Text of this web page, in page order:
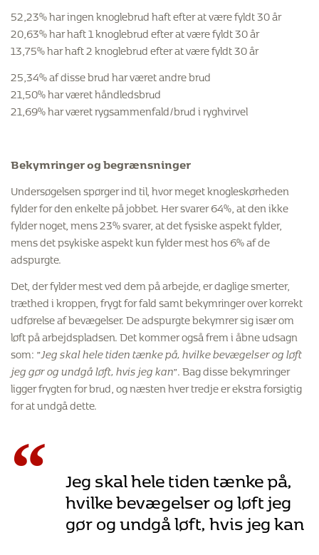
52,23% har ingen knoglebrud haft efter at være fyldt 30 år
20,63% har haft 1 knoglebrud efter at være fyldt 30 år
13,75% har haft 2 knoglebrud efter at være fyldt 30 år
25,34% af disse brud har været andre brud
21,50% har været håndledsbrud
21,69% har været rygsammenfald/brud i ryghvirvel
Bekymringer og begrænsninger
Undersøgelsen spørger ind til, hvor meget knogleskørheden
fylder for den enkelte på jobbet. Her svarer 64%, at den ikke
fylder noget, mens 23% svarer, at det fysiske aspekt fylder,
mens det psykiske aspekt kun fylder mest hos 6% af de
adspurgte.
Det, der fylder mest ved dem på arbejde, er daglige smerter,
træthed i kroppen, frygt for fald samt bekymringer over korrekt
udførelse af bevægelser. De adspurgte bekymrer sig især om
løft på arbejdspladsen. Det kommer også frem i åbne udsagn
som: ”Jeg skal hele tiden tænke på, hvilke bevægelser og løft
jeg gør og undgå løft, hvis jeg kan”. Bag disse bekymringer
ligger frygten for brud, og næsten hver tredje er ekstra forsigtig
for at undgå dette.
“ Jeg skal hele tiden tænke på,
hvilke bevægelser og løft jeg
gør og undgå løft, hvis jeg kan